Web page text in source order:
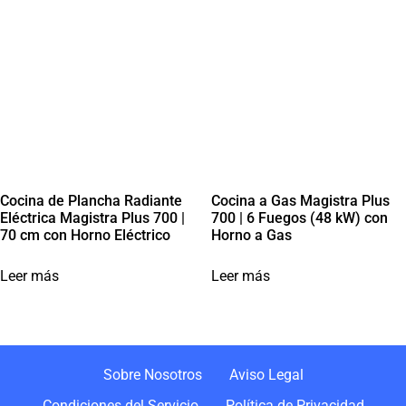
Cocina de Plancha Radiante
Eléctrica Magistra Plus 700 |
70 cm con Horno Eléctrico
Leer más
Cocina a Gas Magistra Plus
700 | 6 Fuegos (48 kW) con
Horno a Gas
Leer más
Sobre Nosotros
Aviso Legal